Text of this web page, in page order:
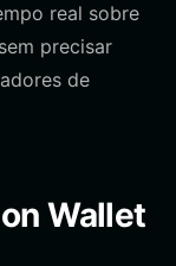
real sobre
precisar
de
Wallet